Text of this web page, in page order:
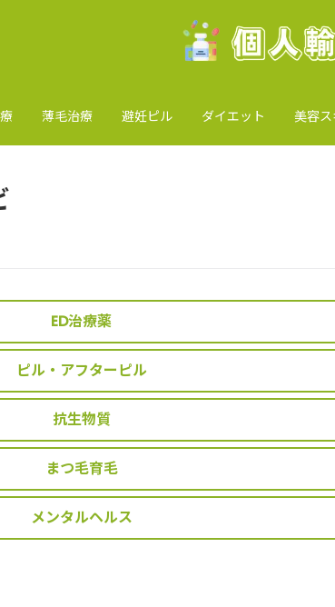
薄毛治療 避妊ピル ダイエット 美容
ED治療薬
ピル・アフターピル
抗生物質
まつ毛育毛
メンタルヘルス